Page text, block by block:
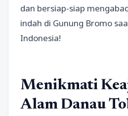
dan bersiap-siap
indah di Gunung Bromo
Indonesia!
Menikmati
Alam Danau